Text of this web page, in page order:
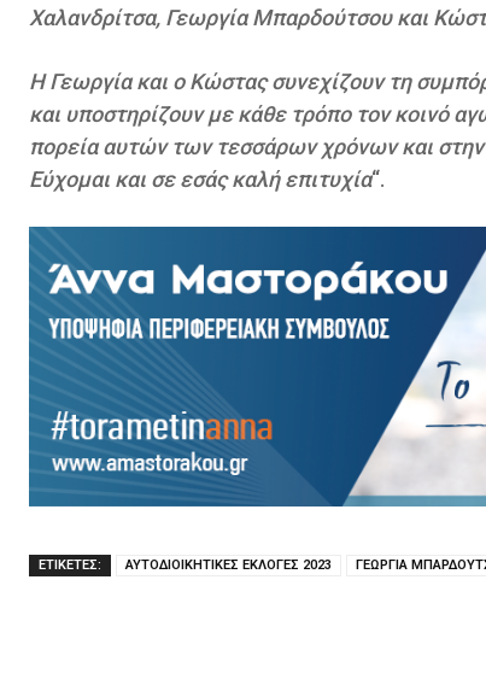
Χαλανδρίτσα, Γεωργία Μπαρδούτσου και
Η Γεωργία και ο Κώστας συνεχίζουν τη
και υποστηρίζουν με κάθε τρόπο τον κοινό
πορεία αυτών των τεσσάρων χρόνων και
Εύχομαι και σε εσάς καλή επιτυχία“.
ΕΤΙΚΕΤΕΣ: ΑΥΤΟΔΙΟΙΚΗΤΙΚΕΣ ΕΚΛΟΓΕΣ 2023 ΓΕΩΡΓΙΑ